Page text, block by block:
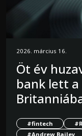
2026. március 16.
Öt év
bank lett a
#fintech
#Andrew Bailey